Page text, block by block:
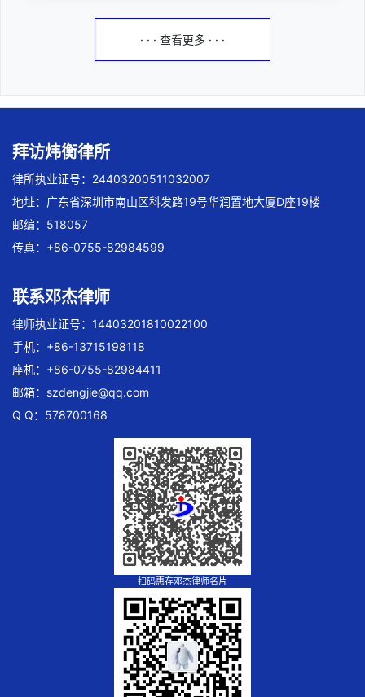
· · · 查看更多 · · ·
拜访炜衡律所
律所执业证号：24403200511032007
地址：广东省深圳市南山区科发路19号华润置地大厦D座19楼
邮编：518057
传真：+86-0755-82984599
联系邓杰律师
律师执业证号：14403201810022100
手机：+86-13715198118
座机：+86-0755-82984411
邮箱： szdengjie@qq.com
Q Q：578700168
扫码惠存邓杰律师名片